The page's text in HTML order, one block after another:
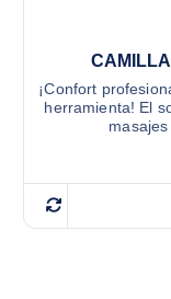
¡Confort
herramienta! El